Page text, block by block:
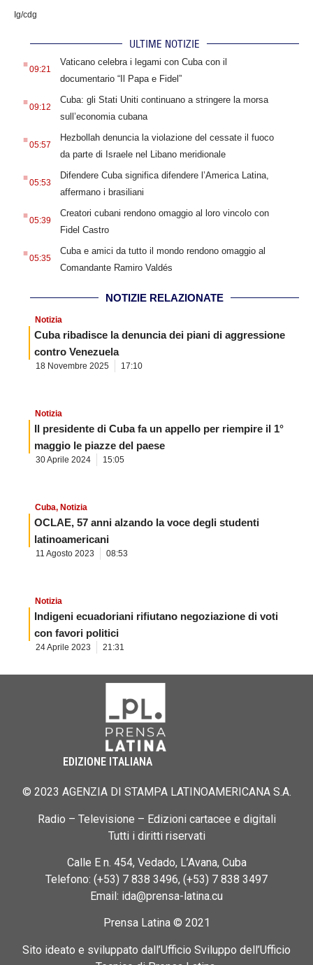
Ig/cdg
ULTIME NOTIZIE
.09:21
Vaticano celebra i legami con Cuba con il
documentario “Il Papa e Fidel”
.09:12
Cuba: gli Stati Uniti continuano a stringere la morsa
sull’economia cubana
.05:57
Hezbollah denuncia la violazione del cessate il fuoco
da parte di Israele nel Libano meridionale
.05:53
Difendere Cuba significa difendere l’America Latina,
affermano i brasiliani
.05:39
Creatori cubani rendono omaggio al loro vincolo con
Fidel Castro
.05:35
Cuba e amici da tutto il mondo rendono omaggio al
Comandante Ramiro Valdés
NOTIZIE RELAZIONATE
Notizia
Cuba ribadisce la denuncia dei piani di aggressione
contro Venezuela
18 Novembre 2025 17:10
Notizia
Il presidente di Cuba fa un appello per riempire il 1°
maggio le piazze del paese
30 Aprile 2024 15:05
Cuba, Notizia
OCLAE, 57 anni alzando la voce degli studenti
latinoamericani
11 Agosto 2023 08:53
Notizia
Indigeni ecuadoriani rifiutano negoziazione di voti
con favori politici
24 Aprile 2023 21:31
EDIZIONE ITALIANA
© 2023 AGENZIA DI STAMPA LATINOAMERICANA S.A.
Radio – Televisione – Edizioni cartacee e digitali
Tutti i diritti riservati
Calle E n. 454, Vedado, L’Avana, Cuba
Telefono: (+53) 7 838 3496, (+53) 7 838 3497
Email: ida@prensa-latina.cu
Prensa Latina © 2021
Sito ideato e sviluppato dall’Ufficio Sviluppo dell’Ufficio